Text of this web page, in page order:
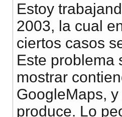
Estoy
2003, la cual
ciertos casos
Este problema
mostrar
GoogleMaps,
produce. Lo